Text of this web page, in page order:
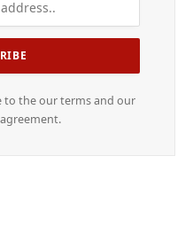
to the our terms and our